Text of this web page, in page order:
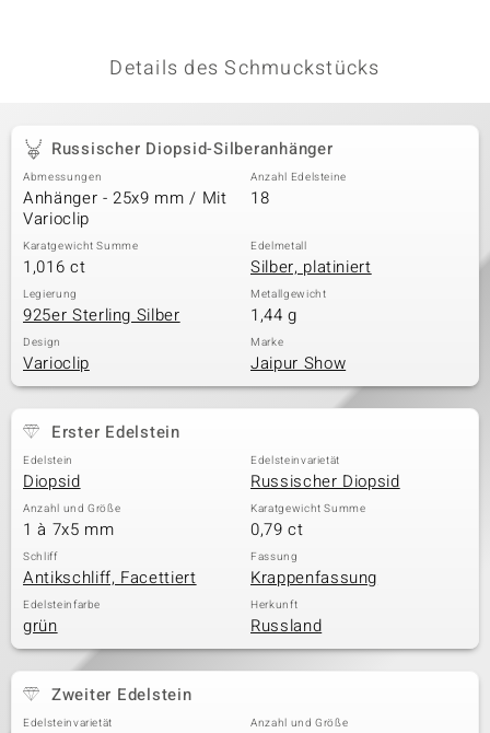
Details des Schmuckstücks
Russischer Diopsid-Silberanhänger
Abmessungen
Anhänger - 25x9 mm / Mit
Varioclip
Anzahl Edelsteine
18
Karatgewicht Summe
1,016 ct
Edelmetall
Silber, platiniert
Legierung
925er Sterling Silber
Metallgewicht
1,44 g
Design
Varioclip
Marke
Jaipur Show
Erster Edelstein
Edelstein
Diopsid
Edelsteinvarietät
Russischer Diopsid
Anzahl und Größe
1 à 7x5 mm
Karatgewicht Summe
0,79 ct
Schliff
Antikschliff, Facettiert
Fassung
Krappenfassung
Edelsteinfarbe
grün
Herkunft
Russland
Zweiter Edelstein
Edelsteinvarietät Anzahl und Größe